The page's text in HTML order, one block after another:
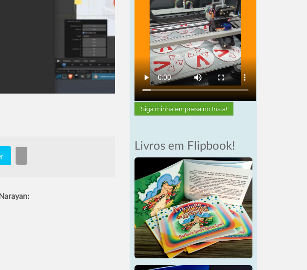
Siga minha empresa no Insta!
Livros em Flipbook!
-